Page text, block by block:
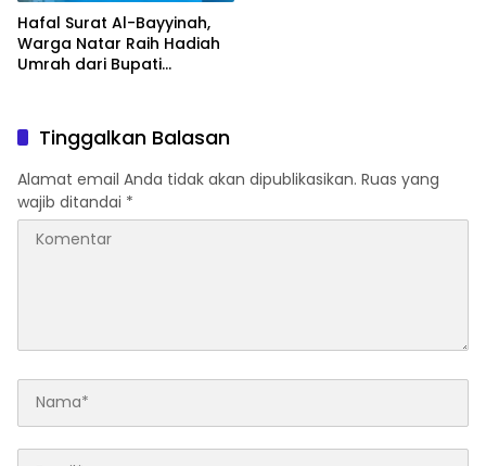
Hafal Surat Al-Bayyinah,
Warga Natar Raih Hadiah
Umrah dari Bupati
Tinggalkan Balasan
Alamat email Anda tidak akan dipublikasikan. Ruas yang
wajib ditandai *